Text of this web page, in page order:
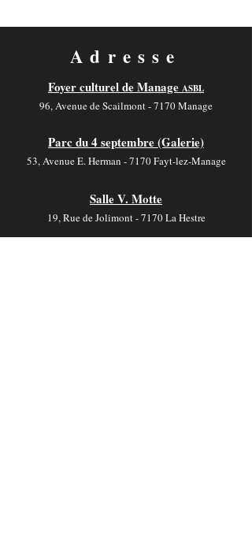
Adresse
Foyer culturel de Manage ASBL
96, Avenue de Scailmont - 7170 Manage
Parc du 4 septembre (Galerie)
53, Avenue E. Herman - 7170 Fayt-lez-Manage
Salle V. Motte
19, Rue de Jolimont - 7170 La Hestre